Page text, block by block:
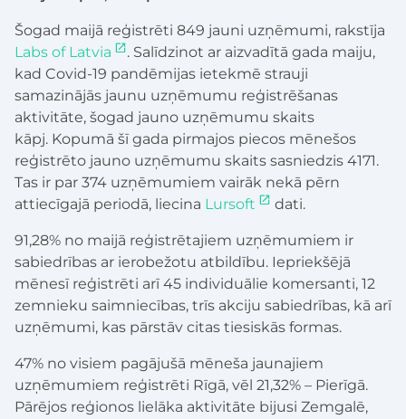
Šogad maijā reģistrēti 849 jauni uzņēmumi, rakstīja
Labs of Latvia
. Salīdzinot ar aizvadītā gada maiju,
kad Covid-19 pandēmijas ietekmē strauji
samazinājās jaunu uzņēmumu reģistrēšanas
aktivitāte, šogad jauno uzņēmumu skaits
kāpj. Kopumā šī gada pirmajos piecos mēnešos
reģistrēto jauno uzņēmumu skaits sasniedzis 4171.
Tas ir par 374 uzņēmumiem vairāk nekā pērn
attiecīgajā periodā, liecina Lursoft dati.
91,28% no maijā reģistrētajiem uzņēmumiem ir
sabiedrības ar ierobežotu atbildību. Iepriekšējā
mēnesī reģistrēti arī 45 individuālie komersanti, 12
zemnieku saimniecības, trīs akciju sabiedrības, kā arī
uzņēmumi, kas pārstāv citas tiesiskās formas.
47% no visiem pagājušā mēneša jaunajiem
uzņēmumiem reģistrēti Rīgā, vēl 21,32% – Pierīgā.
Pārējos reģionos lielāka aktivitāte bijusi Zemgalē,